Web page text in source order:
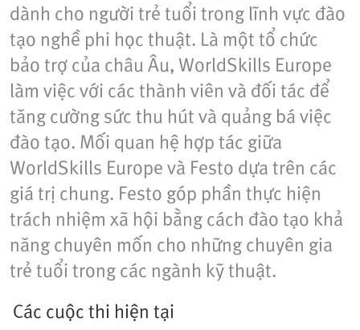
dành cho người trẻ tuổi trong lĩnh vực đào
tạo nghề phi học thuật. Là một tổ chức
bảo trợ của châu Âu, WorldSkills Europe
làm việc với các thành viên và đối tác để
tăng cường sức thu hút và quảng bá việc
đào tạo. Mối quan hệ hợp tác giữa
WorldSkills Europe và Festo dựa trên các
giá trị chung. Festo góp phần thực hiện
trách nhiệm xã hội bằng cách đào tạo khả
năng chuyên mốn cho những chuyên gia
trẻ tuổi trong các ngành kỹ thuật.
Các cuộc thi hiện tại